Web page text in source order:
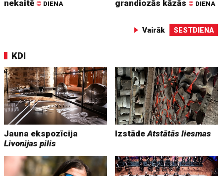
nekaitē © DIENA
grandiozās kāzās © DIENA
Vairāk SESTDIENA
KDI
Jauna ekspozīcija
Livonijas pilis
IzstādeAtstātās liesmas